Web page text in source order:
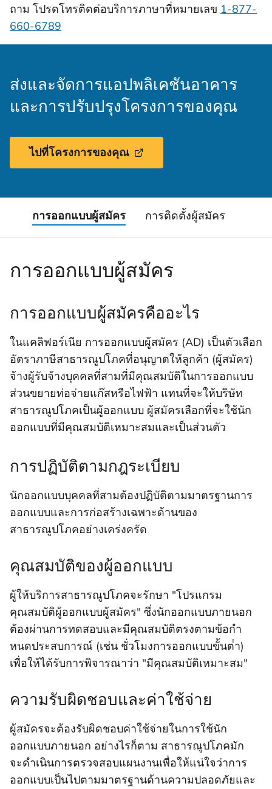
ถาม โปรดโทรติดต่อบริการภาษาที่หมายเลข 1-877-
660-6789
ส่งและจัดการแอปพลิเคชันอาคาร
และการปรับปรุงโครงการของคุณ
ไปที่โครงการของคุณ
การออกแบบผู้สมัคร การติดตั้งผู้สมัคร
การออกแบบผู้สมัคร
การออกแบบผู้สมัครคืออะไร
ในแคลิฟอร์เนีย การออกแบบผู้สมัคร (AD) เป็นตัวเลือก
อัตราภาษีสาธารณูปโภคที่อนุญาตให้ลูกค้า (ผู้สมัคร)
จ้างผู้รับจ้างบุคคลที่สามที่มีคุณสมบัติในการออกแบบ
ส่วนขยายท่อจ่ายแก๊สหรือไฟฟ้า แทนที่จะให้บริษัท
สาธารณูปโภคเป็นผู้ออกแบบ ผู้สมัครเลือกที่จะใช้นัก
ออกแบบที่มีคุณสมบัติเหมาะสมและเป็นส่วนตัว
การปฏิบัติตามกฎระเบียบ
นักออกแบบบุคคลที่สามต้องปฏิบัติตามมาตรฐานการ
ออกแบบและการก่อสร้างเฉพาะด้านของ
สาธารณูปโภคอย่างเคร่งครัด
คุณสมบัติของผู้ออกแบบ
ผู้ให้บริการสาธารณูปโภคจะรักษา "โปรแกรม
คุณสมบัติผู้ออกแบบผู้สมัคร" ซึ่งนักออกแบบภายนอก
ต้องผ่านการทดสอบและมีคุณสมบัติตรงตามข้อกํา
หนดประสบการณ์ (เช่น ชั่วโมงการออกแบบขั้นต่ํา)
เพื่อให้ได้รับการพิจารณาว่า "มีคุณสมบัติเหมาะสม"
ความรับผิดชอบและค่าใช้จ่าย
ผู้สมัครจะต้องรับผิดชอบค่าใช้จ่ายในการใช้นัก
ออกแบบภายนอก อย่างไรก็ตาม สาธารณูปโภคมัก
จะดําเนินการตรวจสอบแผนงานเพื่อให้แน่ใจว่าการ
ออกแบบเป็นไปตามมาตรฐานด้านความปลอดภัยและ